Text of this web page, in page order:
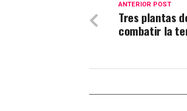
ANTERIOR POST
Tres plantas
combatir la